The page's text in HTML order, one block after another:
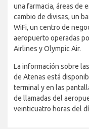
una farmacia, áreas de
cambio de divisas, un
WiFi, un centro de
aeropuerto operadas
Airlines y Olympic Air.
La información sobre
de Atenas está
terminal y en las
de llamadas del
veinticuatro horas del